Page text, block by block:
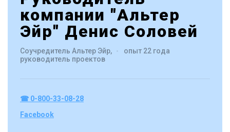
компании "Альтер
Эйр" Денис Соловей
Соучредитель Альтер Эйр,
руководитель проектов
опыт 22 года
☎ 0-800-33-08-28
Facebook